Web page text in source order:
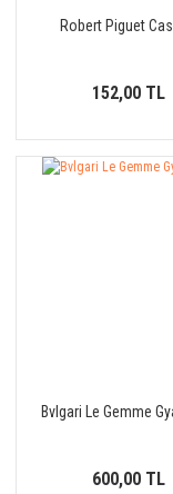
Robert Piguet
152,00 TL
Bvlgari Le Gemme
600,00 TL